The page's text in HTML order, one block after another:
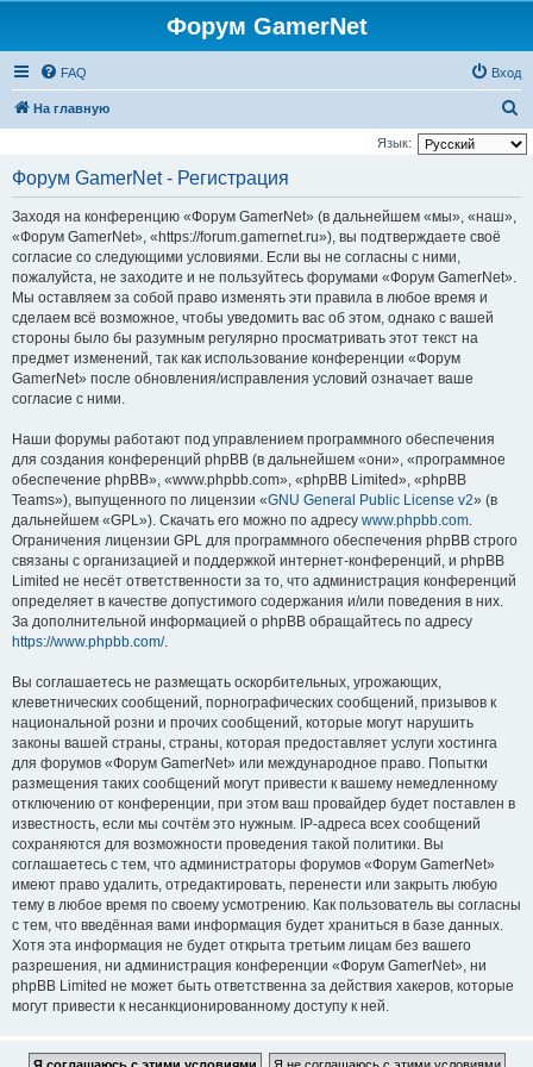
Форум GamerNet
FAQ Вход
На главную
о
Язык:
Форум GamerNet - Регистрация
Заходя на конференцию «Форум GamerNet» (в дальнейшем «мы», «наш»,
«Форум GamerNet», «https://forum.gamernet.ru»), вы подтверждаете своё
согласие со следующими условиями. Если вы не согласны с ними,
пожалуйста, не заходите и не пользуйтесь форумами «Форум GamerNet».
Мы оставляем за собой право изменять эти правила в любое время и
сделаем всё возможное, чтобы уведомить вас об этом, однако с вашей
стороны было бы разумным регулярно просматривать этот текст на
предмет изменений, так как использование конференции «Форум
GamerNet» после обновления/исправления условий означает ваше
согласие с ними.
Наши форумы работают под управлением программного обеспечения
для создания конференций phpBB (в дальнейшем «они», «программное
обеспечение phpBB», «www.phpbb.com», «phpBB Limited», «phpBB
Teams»), выпущенного по лицензии «GNU General Public License v2» (в
дальнейшем «GPL»). Скачать его можно по адресу www.phpbb.com.
Ограничения лицензии GPL для программного обеспечения phpBB строго
связаны с организацией и поддержкой интернет-конференций, и phpBB
Limited не несёт ответственности за то, что администрация конференций
определяет в качестве допустимого содержания и/или поведения в них.
За дополнительной информацией о phpBB обращайтесь по адресу
https://www.phpbb.com/.
Вы соглашаетесь не размещать оскорбительных, угрожающих,
клеветнических сообщений, порнографических сообщений, призывов к
национальной розни и прочих сообщений, которые могут нарушить
законы вашей страны, страны, которая предоставляет услуги хостинга
для форумов «Форум GamerNet» или международное право. Попытки
размещения таких сообщений могут привести к вашему немедленному
отключению от конференции, при этом ваш провайдер будет поставлен в
известность, если мы сочтём это нужным. IP-адреса всех сообщений
сохраняются для возможности проведения такой политики. Вы
соглашаетесь с тем, что администраторы форумов «Форум GamerNet»
имеют право удалить, отредактировать, перенести или закрыть любую
тему в любое время по своему усмотрению. Как пользователь вы согласны
с тем, что введённая вами информация будет храниться в базе данных.
Хотя эта информация не будет открыта третьим лицам без вашего
разрешения, ни администрация конференции «Форум GamerNet», ни
phpBB Limited не может быть ответственна за действия хакеров, которые
могут привести к несанкционированному доступу к ней.